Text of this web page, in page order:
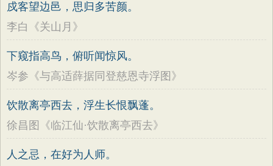
戍客望边邑，思归多苦颜。
李白《关山月》
下窥指高鸟，俯听闻惊风。
岑参《与高适薛据同登慈恩寺浮图》
饮散离亭西去，浮生长恨飘蓬。
徐昌图《临江仙·饮散离亭西去》
人之忌，在好为人师。